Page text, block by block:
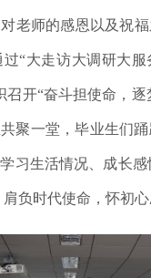
老师的感恩以及祝福
过“大走访大调研大
召开“奋斗担使命，
聚一堂，毕业生们
习生活情况、成长
负时代使命，怀初心